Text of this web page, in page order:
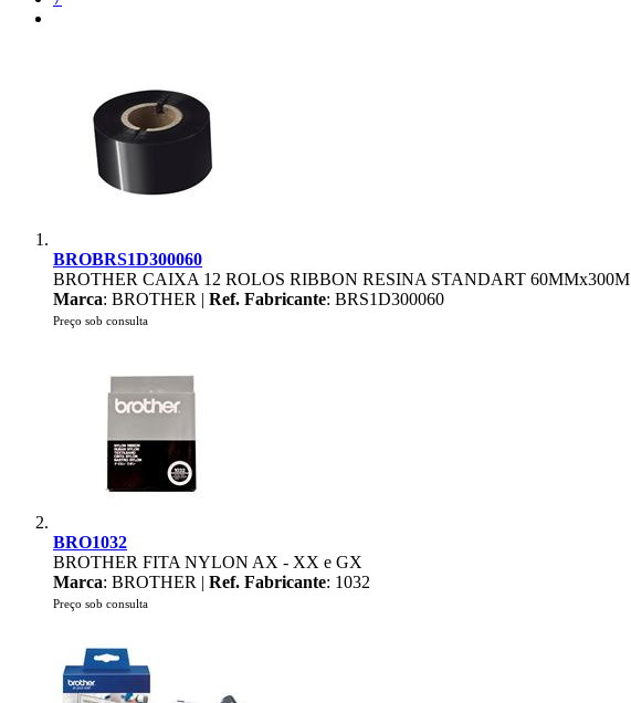
BROBRS1D300060
BROTHER CAIXA 12 ROLOS RIBBON RESINA STANDART 60MMx300M
Marca: BROTHER | Ref. Fabricante: BRS1D300060
Preço sob consulta
BRO1032
BROTHER FITA NYLON AX - XX e GX
Marca: BROTHER | Ref. Fabricante: 1032
Preço sob consulta